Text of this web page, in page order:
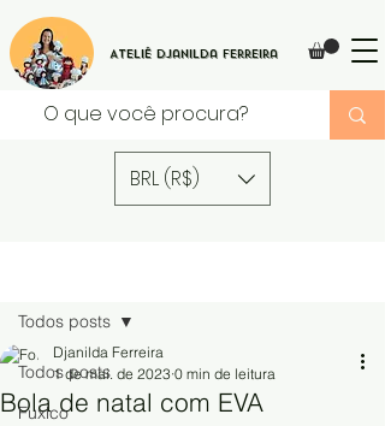
Ateliê Djanilda Ferreira
BRL (R$)
Todos posts
Fuxico
Todos posts
Bola de natal com EVA
Djanilda Ferreira
1 de mai. de 2023 0 min de leitura